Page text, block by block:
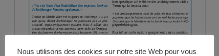
Nous utilisons des cookies sur notre site Web pour vous